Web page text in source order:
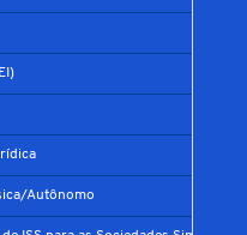
Autônomo